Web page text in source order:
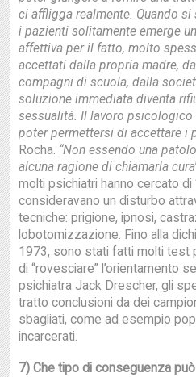
ci affligga realmente. Quando
i pazienti solitamente emerge
affettiva per il fatto, molto
accettati dallapropria madre,
compagni di scuola, dalla
soluzione immediata diventa
sessualità. Il lavoro
poter permettersi di accettare i
Rocha. “Non essendo una
alcuna ragione di chiamarlacura
molti psichiatri hanno cercato di
consideravano un disturbo
tecniche: prigione, ipnosi,
lobotomizzazione. Fino alla
1973, sono stati fatti molti test
di “rovesciare” l’orientamento
psichiatra Jack Drescher, gli
tratto conclusioni da dei
sbagliati, come ad esempio
incarcerati.
7) Che tipo di conseguenza